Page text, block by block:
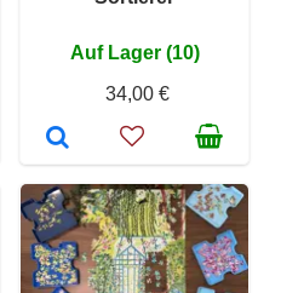
Auf Lager (10)
34,00 €